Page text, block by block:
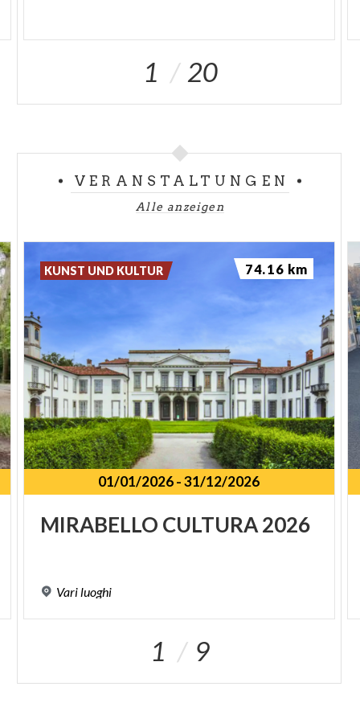
1 20
VERANSTALTUNGEN
Alle anzeigen
01/01/2026-31/12/2026
MIRABELLO CULTURA2026
Vari luoghi
KUNST UND KULTUR 74.16 km
1 9